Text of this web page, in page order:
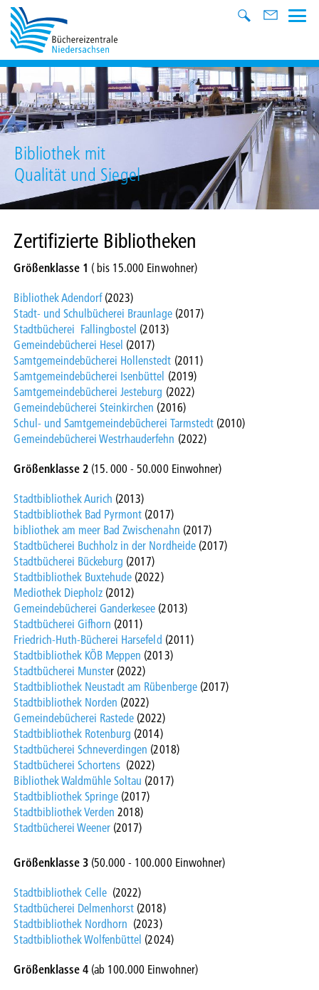
Bibliothek mit
Qualität und Siegel
Zertifizierte Bibliotheken
Größenklasse 1 ( bis 15.000 Einwohner)
Bibliothek Adendorf(2023)
Stadt- und Schulbücherei Braunlage(2017)
Stadtbücherei Fallingbostel (2013)
Gemeindebücherei Hesel (2017)
Samtgemeindebücherei Hollenstedt (2011)
Samtgemeindebücherei Isenbüttel (2019)
Samtgemeindebücherei Jesteburg (2022)
Gemeindebücherei Steinkirchen (2016)
Schul- und Samtgemeindebücherei Tarmstedt(2010)
Gemeindebücherei Westrhauderfehn (2022)
Größenklasse 2(15. 000 - 50.000 Einwohner)
Stadtbibliothek Aurich (2013)
Stadtbibliothek Bad Pyrmont (2017)
bibliothek am meer Bad Zwischenahn (2017)
Stadtbücherei Buchholz in der Nordheide(2017)
Stadtbücherei Bückeburg (2017)
Stadtbibliothek Buxtehude (2022)
Mediothek Diepholz (2012)
Gemeindebücherei Ganderkesee (2013)
Stadtbücherei Gifhorn (2011)
Friedrich-Huth-Bücherei Harsefeld (2011)
Stadtbibliothek KÖB Meppen (2013)
Stadtbücherei Munster (2022)
Stadtbibliothek Neustadt am Rübenberge (2017)
Stadtbibliothek Norden (2022)
Gemeindebücherei Rastede (2022)
Stadtbibliothek Rotenburg (2014)
Stadtbücherei Schneverdingen (2018)
Stadtbücherei Schortens (2022)
Bibliothek Waldmühle Soltau (2017)
Stadtbibliothek Springe (2017)
Stadtbibliothek Verden 2018)
Stadtbücherei Weener (2017)
Größenklasse 3(50.000 - 100.000 Einwohner)
Stadtbibliothek Celle (2022)
Stadtbücherei Delmenhorst (2018)
Stadtbibliothek Nordhorn (2023)
Stadtbibliothek Wolfenbüttel (2024)
Größenklasse 4 (ab 100.000 Einwohner)